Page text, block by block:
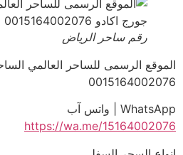
رقم ساحر الرياض
الموقع الرسمى للساحر العالمي
0015164002076
WhatsApp | واتس آب
https://wa.me/15164002076